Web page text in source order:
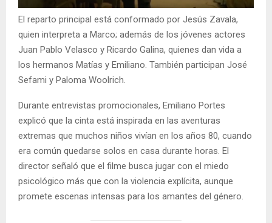
El reparto principal está conformado por Jesús Zavala,
quien interpreta a Marco; además de los jóvenes actores
Juan Pablo Velasco y Ricardo Galina, quienes dan vida a
los hermanos Matías y Emiliano. También participan José
Sefami y Paloma Woolrich.
Durante entrevistas promocionales, Emiliano Portes
explicó que la cinta está inspirada en las aventuras
extremas que muchos niños vivían en los años 80, cuando
era común quedarse solos en casa durante horas. El
director señaló que el filme busca jugar con el miedo
psicológico más que con la violencia explícita, aunque
promete escenas intensas para los amantes del género.